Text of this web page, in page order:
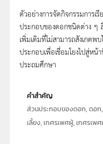
69 - ส่วนประก
ตัวอย่างการจัดกิจกรรมการเ
ประกอบของดอกชนิดต่าง ๆ
เพิ่มเติมที่ไม่สามารถสังเกต
ประกอบเพื่อเชื่อมโยงไปสู่ห
ประถมศึกษา
คำสำคัญ
ส่วนประกอบของดอก, ดอ
เลี้ยง, เกศรเพศผู้, เกศรเพ